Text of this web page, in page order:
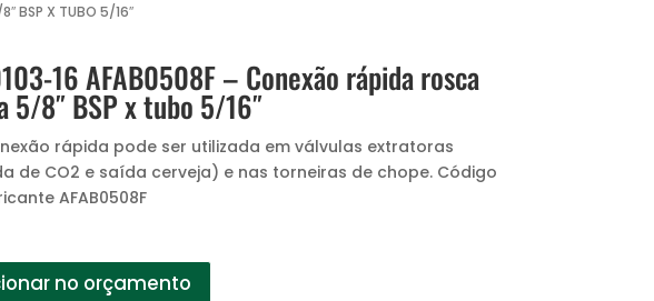
BSP X TUBO 5/16″
16 AFAB0508F – Conexão rápida rosca
5/8″ BSP x tubo 5/16″
rápida pode ser utilizada em válvulas extratoras
de CO2 e saída cerveja) e nas torneiras de chope. Código
AFAB0508F
no orçamento